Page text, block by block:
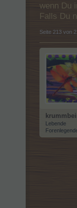
wenn Du
Falls Du
Seite 213 von
Lebende